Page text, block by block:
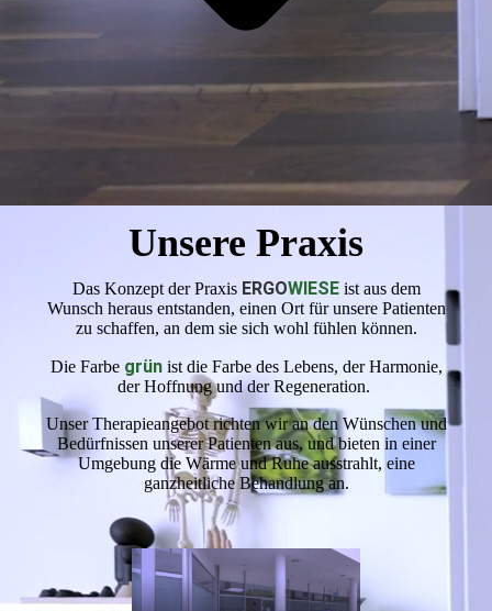
Unsere Praxis
Das Konzept der Praxis ERGOWIESE ist aus dem
Wunsch heraus entstanden, einen Ort für unsere Patienten
zu schaffen, an dem sie sich wohl fühlen können.
Die Farbe grünist die Farbe des Lebens, der Harmonie,
der Hoffnung und der Regeneration.
Unser Therapieangebot richten wir an den Wünschen und
Bedürfnissen unserer Patienten aus, und bieten in einer
Umgebung die Wärme und Ruhe ausstrahlt, eine
ganzheitliche Behandlung an.